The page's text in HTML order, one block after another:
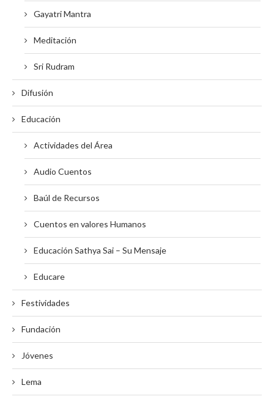
Gayatri Mantra
Meditación
Sri Rudram
Difusión
Educación
Actividades del Área
Audio Cuentos
Baúl de Recursos
Cuentos en valores Humanos
Educación Sathya Sai – Su Mensaje
Educare
Festividades
Fundación
Jóvenes
Lema